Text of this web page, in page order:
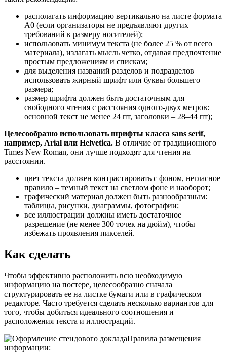
располагать информацию вертикально на листе формата
А0 (если организаторы не предъявляют других
требований к размеру носителей);
использовать минимум текста (не более 25 % от всего
материала), излагать мысль четко, отдавая предпочтение
простым предложениям и спискам;
для выделения названий разделов и подразделов
использовать жирный шрифт или буквы большего
размера;
размер шрифта должен быть достаточным для
свободного чтения с расстояния одного-двух метров:
основной текст не менее 24 пт, заголовки – 28–44 пт);
Целесообразно использовать шрифты класса sans serif,
например, Arial или Helvetica. В отличие от традиционного
Times New Roman, они лучше подходят для чтения на
расстоянии.
цвет текста должен контрастировать с фоном, негласное
правило – темный текст на светлом фоне и наоборот;
графический материал должен быть разнообразным:
таблицы, рисунки, диаграммы, фотографии;
все иллюстрации должны иметь достаточное
разрешение (не менее 300 точек на дюйм), чтобы
избежать проявления пикселей.
Как сделать
Чтобы эффективно расположить всю необходимую
информацию на постере, целесообразно сначала
структурировать ее на листке бумаги или в графическом
редакторе. Часто требуется сделать несколько вариантов для
того, чтобы добиться идеального соотношения и
расположения текста и иллюстраций.
Правила размещения
информации: